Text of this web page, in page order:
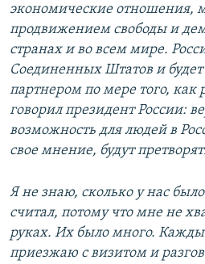
экономические отношения,
продвижением свободы и
странах и во всем мире.
Соединенных Штатов и
партнером по мере того,
говорил президент России:
возможность для людей в
свое мнение, будут
Я не знаю, сколько у нас
считал, потому что мне не
руках. Их было много.
приезжаю с визитом и